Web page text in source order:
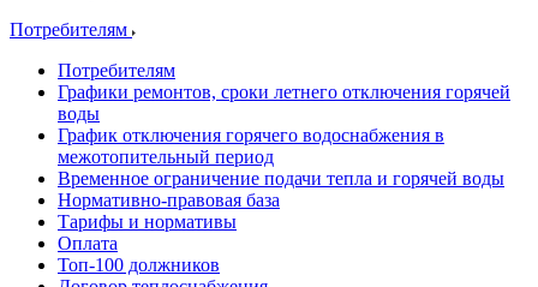
Потребителям
Потребителям
Графики ремонтов, сроки летнего отключения горячей
воды
График отключения горячего водоснабжения в
межотопительный период
Временное ограничение подачи тепла и горячей воды
Нормативно-правовая база
Тарифы и нормативы
Оплата
Топ-100 должников